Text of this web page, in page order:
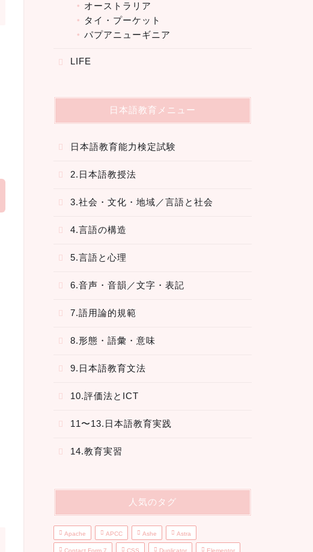
オーストラリア
タイ・プーケット
パプアニューギニア
LIFE
日本語教育メニュー
日本語教育能力検定試験
2.日本語教授法
3.社会・文化・地域／言語と社会
4.言語の構造
5.言語と心理
6.音声・音韻／文字・表記
7.語用論的規範
8.形態・語彙・意味
9.日本語教育文法
10.評価法とICT
11〜13.日本語教育実践
14.教育実習
人気のタグ
Apache APCC Ashe Astra
Contact Form 7 CSS Duplicator Elementor